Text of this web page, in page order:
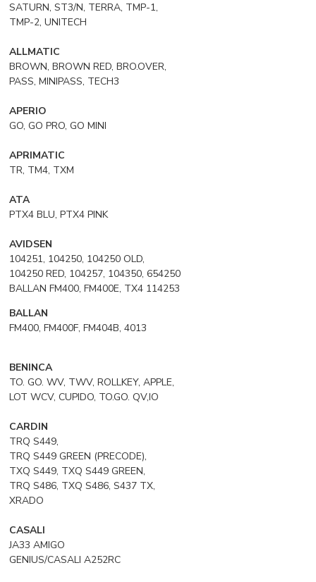
SATURN, ST3/N, TERRA, TMP-1,
TMP-2, UNITECH
ALLMATIC
BROWN, BROWN RED, BRO.OVER,
PASS, MINIPASS, TECH3
APERIO
GO, GO PRO, GO MINI
APRIMATIC
TR, TM4, TXM
ATA
PTX4 BLU, PTX4 PINK
AVIDSEN
104251, 104250, 104250 OLD,
104250 RED, 104257, 104350, 654250
BALLAN FM400, FM400E, TX4 114253
BALLAN
FM400, FM400F, FM404B, 4013
BENINCA
TO. GO. WV, TWV, ROLLKEY, APPLE,
LOT WCV, CUPIDO, TO.GO. QV,IO
CARDIN
TRQ S449,
TRQ S449 GREEN (PRECODE),
TXQ S449, TXQ S449 GREEN,
TRQ S486, TXQ S486, S437 TX,
XRADO
CASALI
JA33 AMIGO
GENIUS/CASALI A252RC